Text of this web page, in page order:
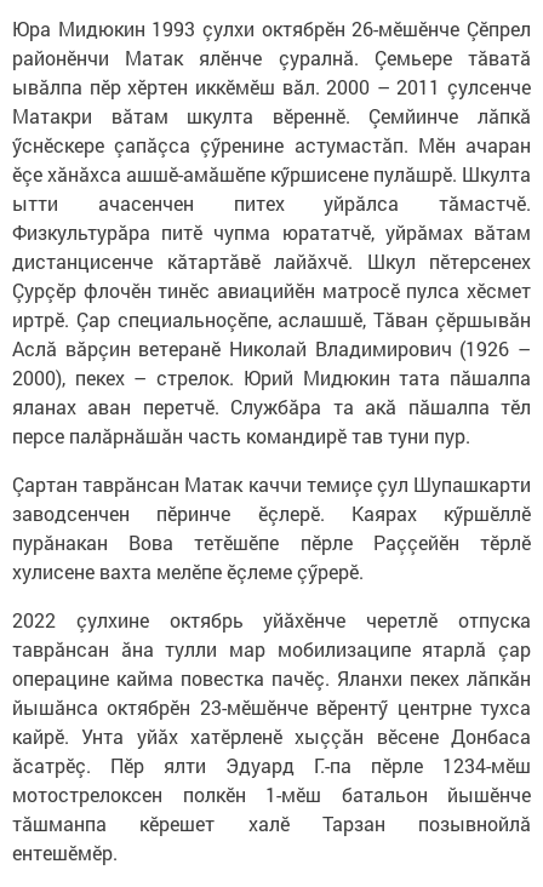
Юра Мидюкин 1993 çулхи октябрӗн 26-мӗшӗнче Çӗпрел
райо­нӗнчи Матак ялӗнче çуралнă. Çемье­ре тăватă
ывăлпа пӗр хӗртен иккӗмӗш вăл. 2000 – 2011 çулсенче
Матакри вăтам шкулта вӗреннӗ. Çемйинче лăпкă
ӳснӗскере çапăçса çӳренине астумастăп. Мӗн ачаран
ӗçе хăнăхса ашшӗ-амăшӗпе кӳршисене пулăшрӗ. Шкулта
ытти ачасенчен питех уйрăлса тăмастчӗ.
Физкультурăра питӗ чупма юрататчӗ, уйрăмах вăтам
дистанцисенче кăтартăвӗ лайăхчӗ. Шкул пӗтерсенех
Çурçӗр флочӗн тинӗс авиацийӗн матросӗ пулса хӗсмет
ирт­рӗ. Çар специальноçӗпе, аслашшӗ, Тăван çӗршывăн
Аслă вăрçин ветеранӗ Николай Владимирович (1926 –
2000), пекех – стрелок. Юрий Мидюкин тата пăшалпа
яланах аван перетчӗ. Службăра та акă пăшалпа тӗл
персе палăрнăшăн часть командирӗ тав туни пур.
Çартан таврăнсан Матак каччи темиçе çул Шупашкарти
заводсенчен пӗринче ӗçлерӗ. Каярах кӳршӗллӗ
пурăнакан Вова тетӗшӗпе пӗрле Раççейӗн тӗрлӗ
хулисене вахта мелӗпе ӗçлеме çӳрерӗ.
2022 çулхине октябрь уйăхӗнче черетлӗ отпуска
таврăнсан ăна тулли мар мобилизаципе ятарлă çар
операцине кайма повестка пачӗç. Яланхи пекех лăпкăн
йышăнса октябрӗн 23-мӗшӗнче вӗрентӳ центрне тухса
кайрӗ. Унта уйăх хатӗрленӗ хыççăн вӗсене Донбаса
ăсатрӗç. Пӗр ялти Эдуард Г.-па пӗрле 1234-мӗш
мотострелоксен полкӗн 1-мӗш батальон йышӗнче
тăшманпа кӗрешет халӗ Тарзан позывнойлă
ентешӗмӗр.